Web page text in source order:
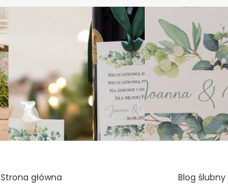
Strona główna
Blog ślubny